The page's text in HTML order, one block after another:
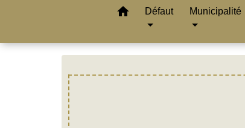
home Défaut Municipalité